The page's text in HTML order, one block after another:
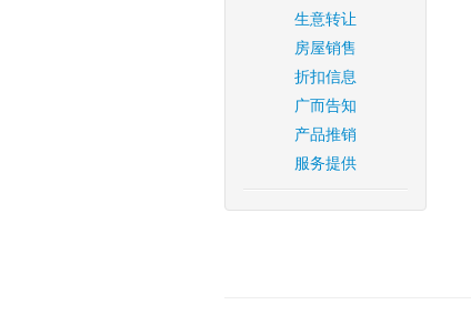
生意转让
房屋销售
折扣信息
广而告知
产品推销
服务提供